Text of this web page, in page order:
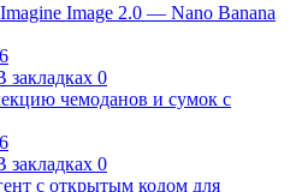
Image 2.0 — Nano Banana
закладках 0
чемоданов и сумок с
закладках 0
с открытым кодом для